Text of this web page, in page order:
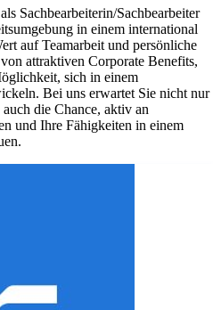
Sachbearbeiterin/Sachbearbeiter
in einem international
auf Teamarbeit und persönliche
attraktiven Corporate Benefits,
sich in einem
Bei uns erwartet Sie nicht nur
die Chance, aktiv an
und Ihre Fähigkeiten in einem